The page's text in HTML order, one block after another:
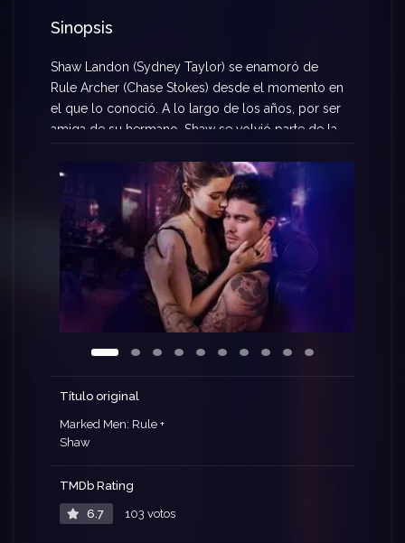
Sinopsis
Shaw Landon (Sydney Taylor) se enamoró de
Rule Archer (Chase Stokes) desde el momento en
el que lo conoció. A lo largo de los años, por ser
amiga de su hermano, Shaw se volvió parte de la
forma. Hasta que, en una noche de fiesta y
travesuras, surge un posible romance entre ellos
y ahora deberán figurar cómo hacer funcionales
sus diferencias.
Título original
Marked Men: Rule +
Shaw
TMDb Rating
6.7 103 votos